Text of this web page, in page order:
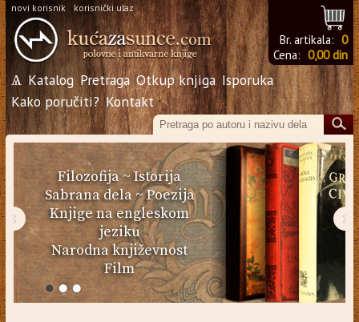
novi korisnik korisnički ulaz
Br. artikala: 0
Cena: 0,00 din
Ѧ Katalog Pretraga Otkup knjiga Isporuka
Kako poručiti? Kontakt
Filozofija~Istorija
Sabrana dela~Poezija
Knjige na engleskom
jeziku
Narodna književnost
Film
‹ ›